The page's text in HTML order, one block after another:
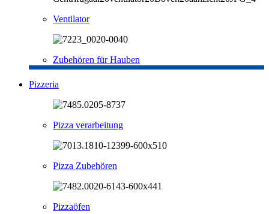
Ventilator
Zubehören für Hauben
Pizzeria
Pizza verarbeitung
Pizza Zubehören
Pizzaöfen